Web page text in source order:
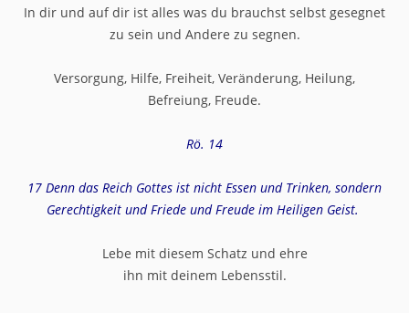
In dir und auf dir ist alles was du brauchst selbst gesegnet
zu sein und Andere zu segnen.
Versorgung, Hilfe, Freiheit, Veränderung, Heilung,
Befreiung, Freude.
Rö. 14
17 Denn das Reich Gottes ist nicht Essen und Trinken, sondern
Gerechtigkeit und Friede und Freude im Heiligen Geist.
Lebe mit diesem Schatz und ehre
ihn mit deinem Lebensstil.